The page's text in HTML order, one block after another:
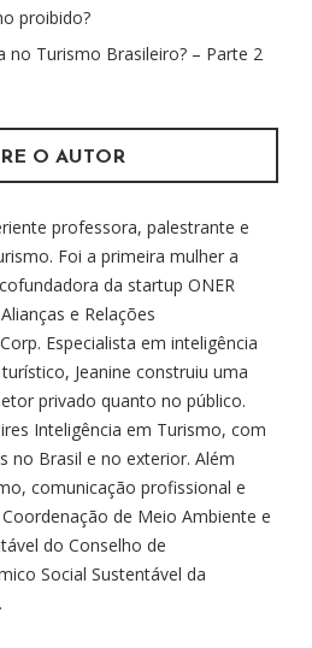
proibido?
no Turismo Brasileiro? – Parte 2
O AUTOR
professora, palestrante e
Foi a primeira mulher a
da startup ONER
e Relações
Especialista em inteligência
Jeanine construiu uma
privado quanto no público.
Inteligência em Turismo, com
no Brasil e no exterior. Além
comunicação profissional e
de Meio Ambiente e
do Conselho de
Social Sustentável da